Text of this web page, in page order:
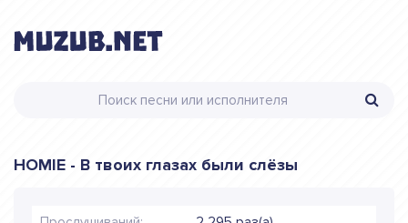
HOMIE - В твоих глазах были слёзы